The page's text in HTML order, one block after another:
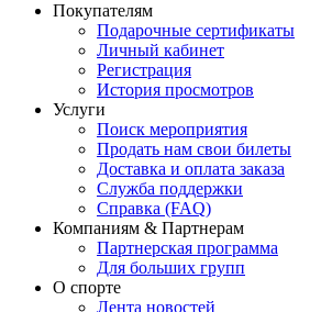
Покупателям
Подарочные сертификаты
Личный кабинет
Регистрация
История просмотров
Услуги
Поиск мероприятия
Продать нам свои билеты
Доставка и оплата заказа
Служба поддержки
Справка (FAQ)
Компаниям & Партнерам
Партнерская программа
Для больших групп
О спорте
Лента новостей